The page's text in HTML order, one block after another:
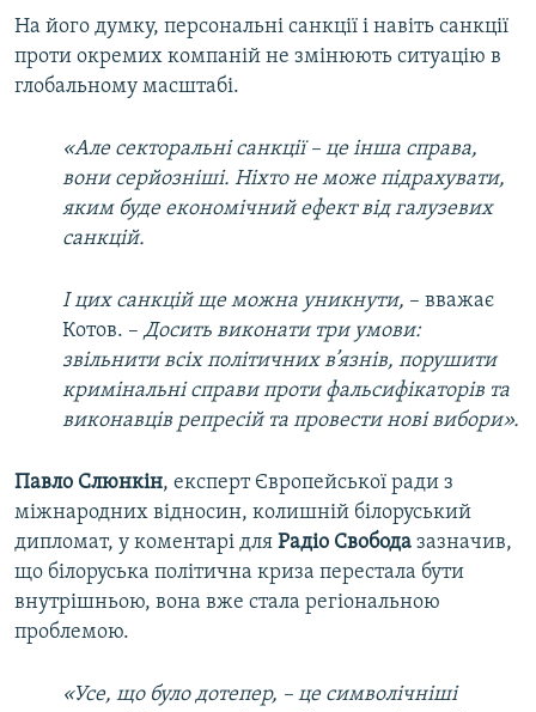
На його думку, персональні санкції і навіть санкції
проти окремих компаній не змінюють ситуацію в
глобальному масштабі.
«Але секторальні санкції – це інша справа,
вони серйозніші. Ніхто не може підрахувати,
яким буде економічний ефект від галузевих
санкцій.
І цих санкцій ще можна уникнути, – вважає
Котов. – Досить виконати три умови:
звільнити всіх політичних в’язнів, порушити
кримінальні справи проти фальсифікаторів та
виконавців репресій та провести нові вибори».
Павло Слюнкін, експерт Європейської ради з
міжнародних відносин, колишній білоруський
дипломат, у коментарі для Радіо Свобода зазначив,
що білоруська політична криза перестала бути
внутрішньою, вона вже стала регіональною
проблемою.
«Усе, що було дотепер, – це символічніші